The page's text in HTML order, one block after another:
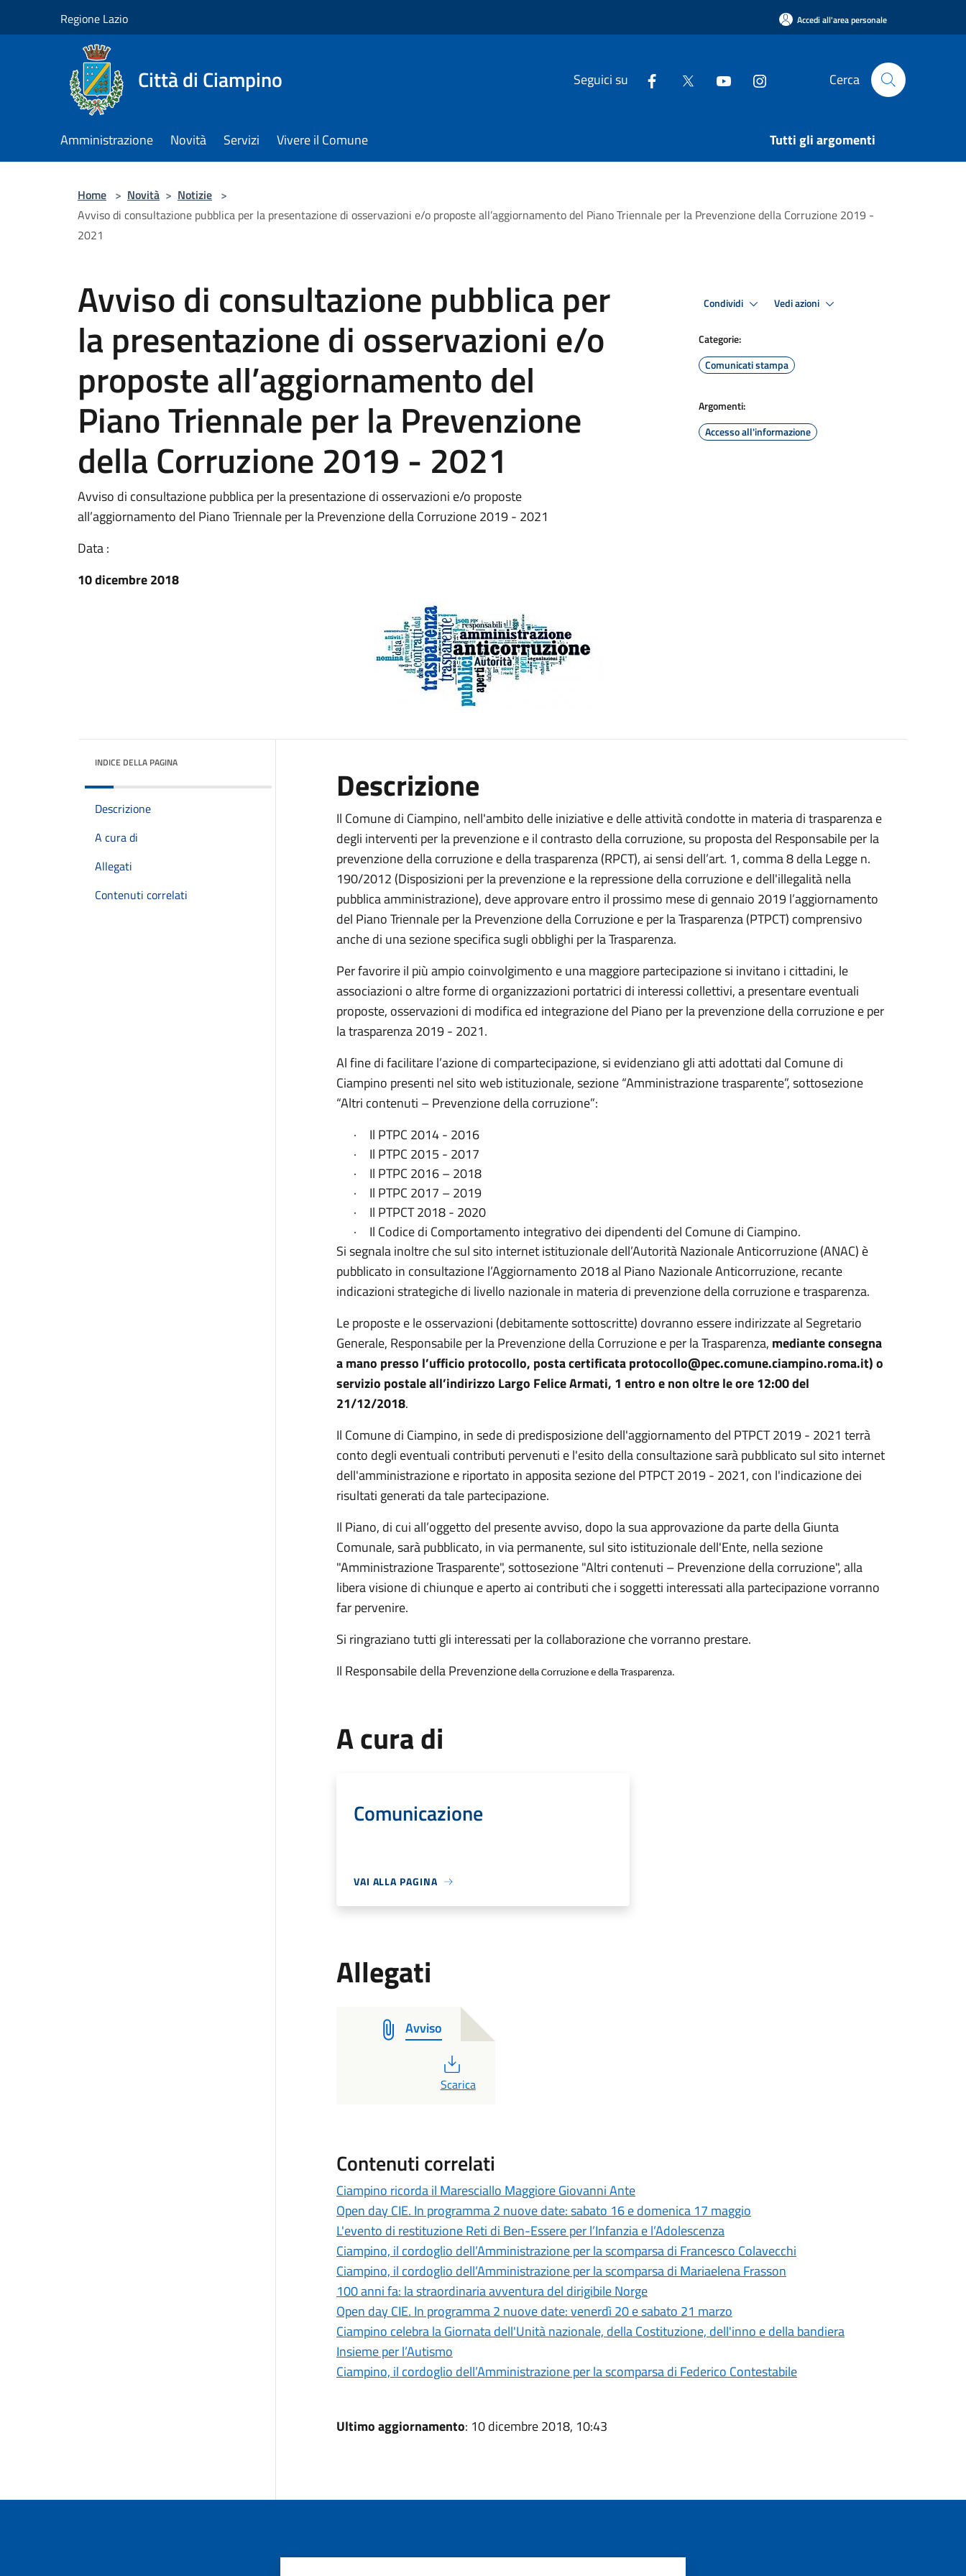
Regione Lazio Accedi all'area personale
Città di Ciampino Seguici su Cerca
Amministrazione Novità Servizi Vivere il Comune Tutti gli argomenti
Home > Novità > Notizie >
Avviso di consultazione pubblica per la presentazione di osservazioni e/o proposte all’aggiornamento del Piano Triennale per la Prevenzione della Corruzione 2019 -
2021
Avviso di consultazione pubblica per
la presentazione di osservazioni e/o
proposte all’aggiornamento del
Piano Triennale per la Prevenzione
della Corruzione 2019 - 2021
Avviso di consultazione pubblica per la presentazione di osservazioni e/o proposte
all’aggiornamento del Piano Triennale per la Prevenzione della Corruzione 2019 - 2021
Data :
10 dicembre 2018
Condividi Vedi azioni
Categorie:
Comunicati stampa
Argomenti:
Accesso all'informazione
INDICE DELLA PAGINA
Descrizione
A cura di
Allegati
Contenuti correlati
Descrizione
Il Comune di Ciampino, nell'ambito delle iniziative e delle attività condotte in materia di trasparenza e
degli interventi per la prevenzione e il contrasto della corruzione, su proposta del Responsabile per la
prevenzione della corruzione e della trasparenza (RPCT), ai sensi dell’art. 1, comma 8 della Legge n.
190/2012 (Disposizioni per la prevenzione e la repressione della corruzione e dell'illegalità nella
pubblica amministrazione), deve approvare entro il prossimo mese di gennaio 2019 l’aggiornamento
del Piano Triennale per la Prevenzione della Corruzione e per la Trasparenza (PTPCT) comprensivo
anche di una sezione specifica sugli obblighi per la Trasparenza.
Per favorire il più ampio coinvolgimento e una maggiore partecipazione si invitano i cittadini, le
associazioni o altre forme di organizzazioni portatrici di interessi collettivi, a presentare eventuali
proposte, osservazioni di modifica ed integrazione del Piano per la prevenzione della corruzione e per
la trasparenza 2019 - 2021.
Al fine di facilitare l’azione di compartecipazione, si evidenziano gli atti adottati dal Comune di
Ciampino presenti nel sito web istituzionale, sezione “Amministrazione trasparente”, sottosezione
“Altri contenuti – Prevenzione della corruzione”:
·
Il PTPC 2014 - 2016
·
Il PTPC 2015 - 2017
·
Il PTPC 2016 – 2018
·
Il PTPC 2017 – 2019
·
Il PTPCT 2018 - 2020
·
Il Codice di Comportamento integrativo dei dipendenti del Comune di Ciampino.
Si segnala inoltre che sul sito internet istituzionale dell’Autorità Nazionale Anticorruzione (ANAC) è
pubblicato in consultazione l’Aggiornamento 2018 al Piano Nazionale Anticorruzione, recante
indicazioni strategiche di livello nazionale in materia di prevenzione della corruzione e trasparenza.
Le proposte e le osservazioni (debitamente sottoscritte) dovranno essere indirizzate al Segretario
Generale, Responsabile per la Prevenzione della Corruzione e per la Trasparenza, mediante consegna
a mano presso l’ufficio protocollo, posta certificata protocollo@pec.comune.ciampino.roma.it) o
servizio postale all’indirizzo Largo Felice Armati, 1 entro e non oltre le ore 12:00 del
21/12/2018.
Il Comune di Ciampino, in sede di predisposizione dell'aggiornamento del PTPCT 2019 - 2021 terrà
conto degli eventuali contributi pervenuti e l'esito della consultazione sarà pubblicato sul sito internet
dell'amministrazione e riportato in apposita sezione del PTPCT 2019 - 2021, con l'indicazione dei
risultati generati da tale partecipazione.
Il Piano, di cui all’oggetto del presente avviso, dopo la sua approvazione da parte della Giunta
Comunale, sarà pubblicato, in via permanente, sul sito istituzionale dell'Ente, nella sezione
"Amministrazione Trasparente", sottosezione "Altri contenuti – Prevenzione della corruzione", alla
libera visione di chiunque e aperto ai contributi che i soggetti interessati alla partecipazione vorranno
far pervenire.
Si ringraziano tutti gli interessati per la collaborazione che vorranno prestare.
Il Responsabile della Prevenzione della Corruzione e della Trasparenza.
A cura di
Comunicazione
VAI ALLA PAGINA
Allegati
Avviso
PDF
Scarica
Contenuti correlati
Ciampino ricorda il Maresciallo Maggiore Giovanni Ante
Open day CIE. In programma 2 nuove date: sabato 16 e domenica 17 maggio
L'evento di restituzione Reti di Ben-Essere per l’Infanzia e l’Adolescenza
Ciampino, il cordoglio dell’Amministrazione per la scomparsa di Francesco Colavecchi
Ciampino, il cordoglio dell’Amministrazione per la scomparsa di Mariaelena Frasson
100 anni fa: la straordinaria avventura del dirigibile Norge
Open day CIE. In programma 2 nuove date: venerdì 20 e sabato 21 marzo
Ciampino celebra la Giornata dell'Unità nazionale, della Costituzione, dell'inno e della bandiera
Insieme per l’Autismo
Ciampino, il cordoglio dell’Amministrazione per la scomparsa di Federico Contestabile
Ultimo aggiornamento: 10 dicembre 2018, 10:43